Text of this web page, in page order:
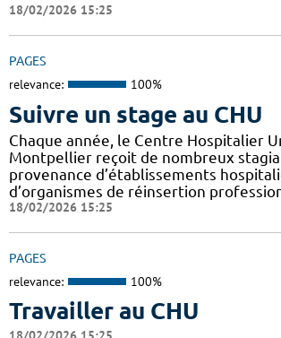
18/02/2026 15:25
PAGES
relevance: 100%
Suivre un stage au CHU
Chaque année, le Centre Hospitalier
Montpellier reçoit de nombreux
provenance d’établissements
d’organismes de réinsertion
18/02/2026 15:25
PAGES
relevance: 100%
Travailler au CHU